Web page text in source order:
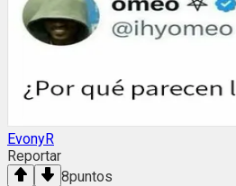
EvonyR
Reportar
8puntos